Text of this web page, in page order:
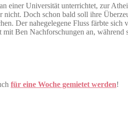
Universität unterrichtet, zur
Doch schon bald soll ihre
Der nahegelegene Fluss färbte
Ben Nachforschungen an,
für eine Woche gemietet werden!